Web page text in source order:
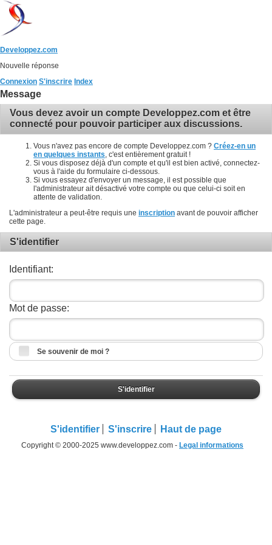
Developpez.com
Nouvelle réponse
Connexion S'inscrire Index
Message
Vous devez avoir un compte Developpez.com et être
connecté pour pouvoir participer aux discussions.
Vous n'avez pas encore de compte Developpez.com ? Créez-en un
en quelques instants , c'est entièrement gratuit !
Si vous disposez déjà d'un compte et qu'il est bien activé, connectez-
vous à l'aide du formulaire ci-dessous.
Si vous essayez d'envoyer un message, il est possible que
l'administrateur ait désactivé votre compte ou que celui-ci soit en
attente de validation.
L'administrateur a peut-être requis une inscription avant de pouvoir afficher
cette page.
S'identifier
Identifiant:
Mot de passe:
Se souvenir de moi ?
S'identifier
S'identifier S'inscrire Haut de page
Copyright © 2000-2025 www.developpez.com - Legal informations